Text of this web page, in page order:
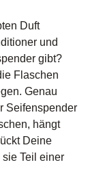
Duft
und
gibt?
Flaschen
Genau
Seifenspender
hängt
Deine
Teil einer